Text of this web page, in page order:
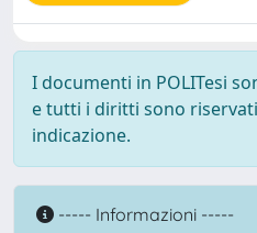
I documenti in POLITesi
e tutti i diritti sono
indicazione.
----- Informazioni -----